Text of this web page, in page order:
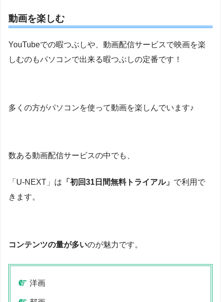
動画を楽しむ
YouTubeでの暇つぶしや、動画配信サービスで映画を楽
しむのもパソコンで出来る暇つぶしの定番です！
多くの方がパソコンを使って動画を楽しんでいます♪
数ある動画配信サービスの中でも、
「U-NEXT」は 「初回31日間無料トライアル」 で利用で
きます。
コンテンツの量が多いのが魅力です。
洋画